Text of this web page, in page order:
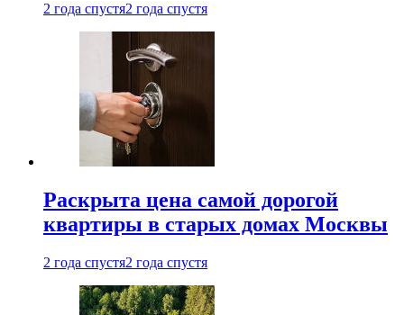
2 года спустя2 года спустя
Раскрыта цена самой дорогой
квартиры в старых домах Москвы
2 года спустя2 года спустя